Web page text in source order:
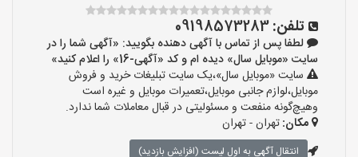
تلفن:09198573283
لطفا پس از تماس با آگهی دهنده بگویید: «آگهی شما را در
سایت «موبایل سال» دیده ام و کد «آگهی-16» را اعلام کنید»
سایت «موبایل سال»،یک سایت تبلیغات خرید و فروش
موبایل،لوازم جانبی موبایل،تعمیرات موبایل و غیره است
وهیچ‌گونه منفعت و مسئولیتی در قبال معاملات شما ندارد.
مکان:تهران - تهران
انتقال آگهی به اول لیست (افزایش بازدید)